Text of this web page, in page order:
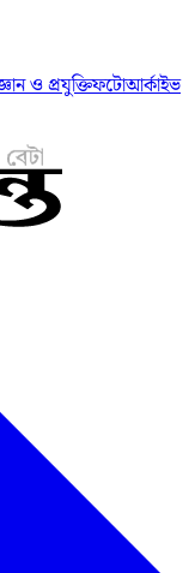
ও প্রযুক্তিফটোআর্কাইভ